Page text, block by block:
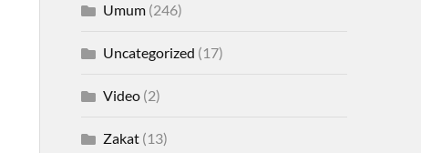
Umum(246)
Uncategorized (17)
Video(2)
Zakat(13)